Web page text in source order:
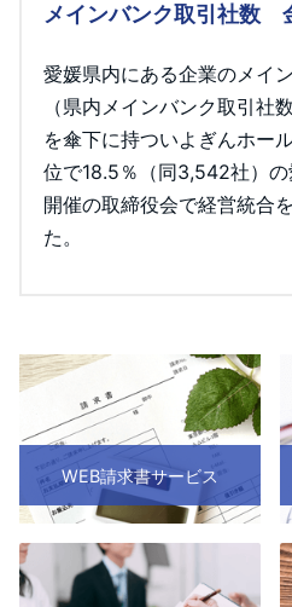
メインバンク取引社数
愛媛県内にある企業のメイ
（県内メインバンク取引社
を傘下に持ついよぎんホー
位で18.5％（同3,542社）
開催の取締役会で経営統合
た。
WEB請求書サービス